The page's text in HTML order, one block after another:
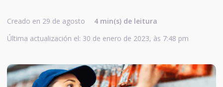
Creado en 29 de agosto 4 min(s) de leitura
Última actualización el: 30 de enero de 2023, às 7:48 pm